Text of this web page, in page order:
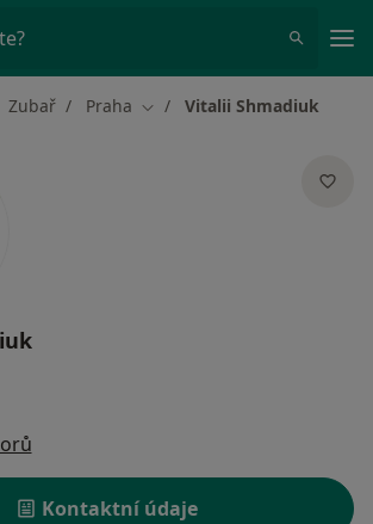
Zubař Praha Změna města
Vitalii Shmadiuk
Kontaktní údaje